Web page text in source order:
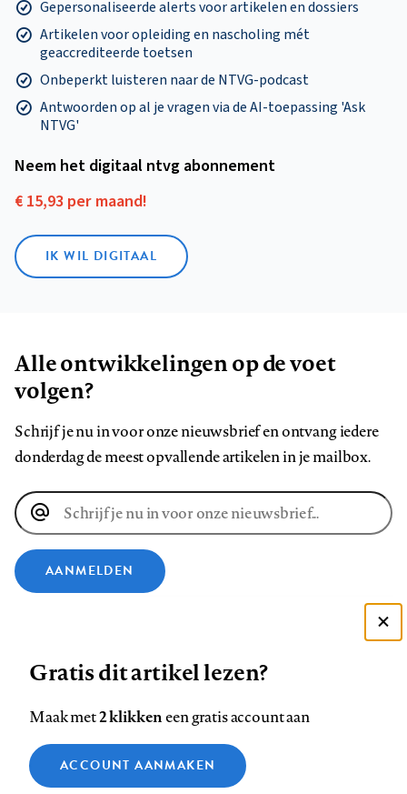
Gepersonaliseerde alerts voor artikelen en dossiers
Artikelen voor opleiding en nascholing mét
geaccrediteerde toetsen
Onbeperkt luisteren naar de NTVG-podcast
Antwoorden op al je vragen via de AI-toepassing 'Ask
NTVG'
Neem het digitaal ntvg abonnement
€ 15,93 per maand!
IK WIL DIGITAAL
Alle ontwikkelingen op de voet
volgen?
Schrijf je nu in voor onze nieuwsbrief en ontvang iedere
donderdag de meest opvallende artikelen in je mailbox.
E-
mailadres
AANMELDEN
ons
op
Facebook
ons
op
LinkedIn
ons
op
Bluesky
ons
op
Instagram
ons
op
YouTube
ons
Footer
Contact Colofon Disclaimer Privacy
Medische vragen verdienen
Gratis dit artikel lezen?
Maak met2 klikkeneen gratis account aan
ACCOUNT AANMAKEN
Zie onze cookie policy
Analytische cookies